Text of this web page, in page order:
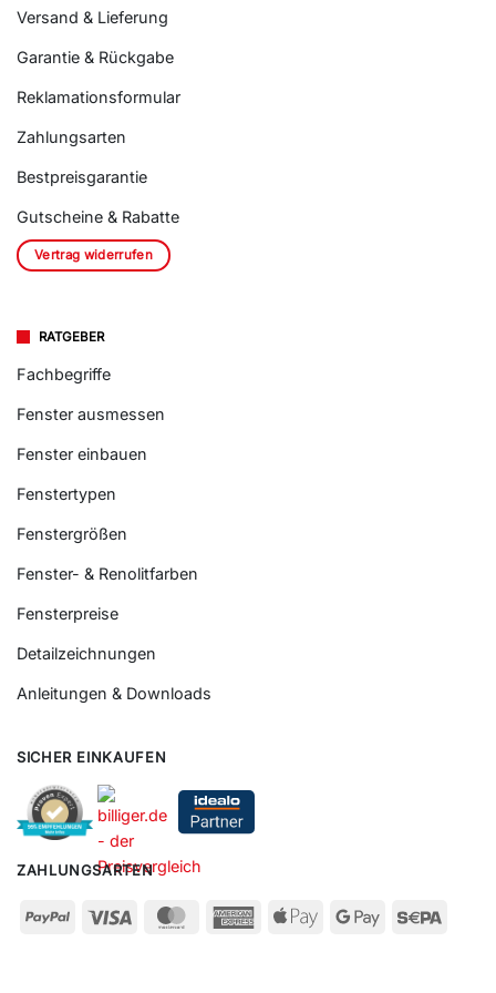
Versand & Lieferung
Garantie & Rückgabe
Reklamationsformular
Zahlungsarten
Bestpreisgarantie
Gutscheine & Rabatte
Vertrag widerrufen
RATGEBER
Fachbegriffe
Fenster ausmessen
Fenster einbauen
Fenstertypen
Fenstergrößen
Fenster- & Renolitfarben
Fensterpreise
Detailzeichnungen
Anleitungen & Downloads
SICHER EINKAUFEN
ZAHLUNGSARTEN